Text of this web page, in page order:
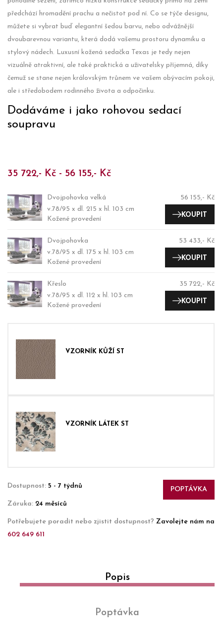
předchází hromadění prachu a nečistot pod ní. Co se týče designu,
můžete si vybrat buď elegantní šedou barvu, nebo odvážnější
dvoubarevnou variantu, která dodá vašemu prostoru dynamiku a
stylový nádech. Luxusní kožená sedačka Texas je tedy nejen
vizuálně atraktivní, ale také praktická a uživatelsky příjemná, díky
čemuž se stane nejen královským trůnem ve vašem obývacím pokoji,
ale i středobodem rodinného života a odpočinku.
Dodáváme i jako rohovou sedací
soupravu
35 722,- Kč - 56 155,- Kč
Dvojpohovka velká
v.78/95 x dl. 215 x hl. 103 cm
Kožené provedení
56 155,- Kč
KOUPIT
Dvojpohovka
v.78/95 x dl. 175 x hl. 103 cm
Kožené provedení
53 433,- Kč
KOUPIT
Křeslo
v.78/95 x dl. 112 x hl. 103 cm
Kožené provedení
35 722,- Kč
KOUPIT
VZORNÍK KŮŽÍ ST
VZORNÍK LÁTEK ST
POPTÁVKA
Dostupnost: 5 - 7 týdnů
Záruka: 24 měsíců
Potřebujete poradit nebo zjistit dostupnost? Zavolejte nám na
602 649 611
Popis
Poptávka